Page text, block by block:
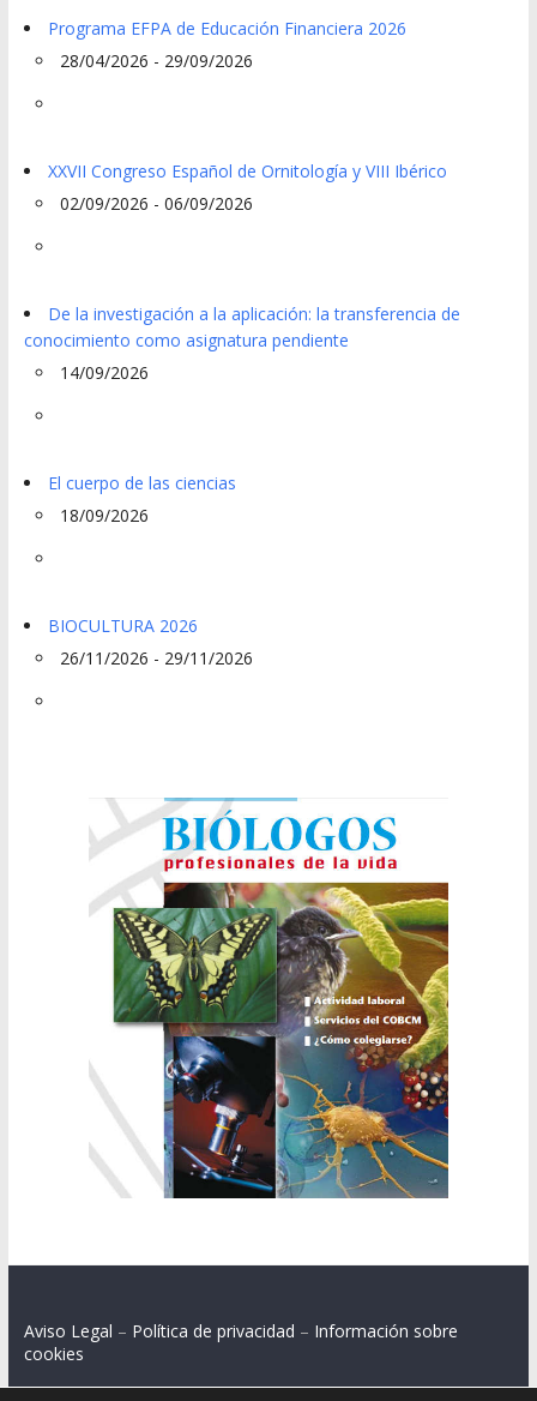
Programa EFPA de Educación Financiera 2026
28/04/2026 - 29/09/2026
XXVII Congreso Español de Ornitología y VIII Ibérico
02/09/2026 - 06/09/2026
De la investigación a la aplicación: la transferencia de
conocimiento como asignatura pendiente
14/09/2026
El cuerpo de las ciencias
18/09/2026
BIOCULTURA 2026
26/11/2026 - 29/11/2026
Aviso Legal – Política de privacidad – Información sobre
cookies